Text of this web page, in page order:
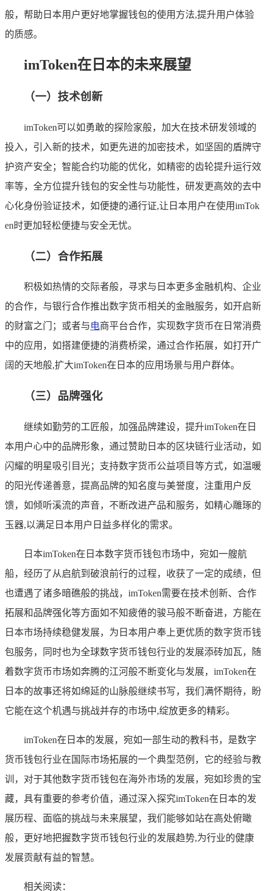
般，帮助日本用户更好地掌握钱包的使用方法,提升用户体验
的质感。
imToken在日本的未来展望
（一）技术创新
imToken可以如勇敢的探险家般，加大在技术研发领域的
投入，引入新的技术，如更先进的加密技术，如坚固的盾牌守
护资产安全；智能合约功能的优化，如精密的齿轮提升运行效
率等，全方位提升钱包的安全性与功能性，研发更高效的去中
心化身份验证技术，如便捷的通行证,让日本用户在使用imTok
en时更加轻松便捷与安全无忧。
（二）合作拓展
积极如热情的交际者般，寻求与日本更多金融机构、企业
的合作，与银行合作推出数字货币相关的金融服务，如开启新
的财富之门；或者与电商平台合作，实现数字货币在日常消费
中的应用，如搭建便捷的消费桥梁，通过合作拓展，如打开广
阔的天地般,扩大imToken在日本的应用场景与用户群体。
（三）品牌强化
继续如勤劳的工匠般，加强品牌建设，提升imToken在日
本用户心中的品牌形象，通过赞助日本的区块链行业活动，如
闪耀的明星吸引目光；支持数字货币公益项目等方式，如温暖
的阳光传递善意，提高品牌的知名度与美誉度，注重用户反
馈，如倾听溪流的声音，不断改进产品和服务，如精心雕琢的
玉器,以满足日本用户日益多样化的需求。
日本imToken在日本数字货币钱包市场中，宛如一艘航
船，经历了从启航到破浪前行的过程，收获了一定的成绩，但
也遭遇了诸多暗礁般的挑战，imToken需要在技术创新、合作
拓展和品牌强化等方面如不知疲倦的骏马般不断奋进，方能在
日本市场持续稳健发展，为日本用户奉上更优质的数字货币钱
包服务，同时也为全球数字货币钱包行业的发展添砖加瓦，随
着数字货币市场如奔腾的江河般不断变化与发展，imToken在
日本的故事还将如绵延的山脉般继续书写，我们满怀期待，盼
它能在这个机遇与挑战并存的市场中,绽放更多的精彩。
imToken在日本的发展，宛如一部生动的教科书，是数字
货币钱包行业在国际市场拓展的一个典型范例，它的经验与教
训，对于其他数字货币钱包在海外市场的发展，宛如珍贵的宝
藏，具有重要的参考价值，通过深入探究imToken在日本的发
展历程、面临的挑战与未来展望，我们能够如站在高处俯瞰
般，更好地把握数字货币钱包行业的发展趋势,为行业的健康
发展贡献有益的智慧。
相关阅读：